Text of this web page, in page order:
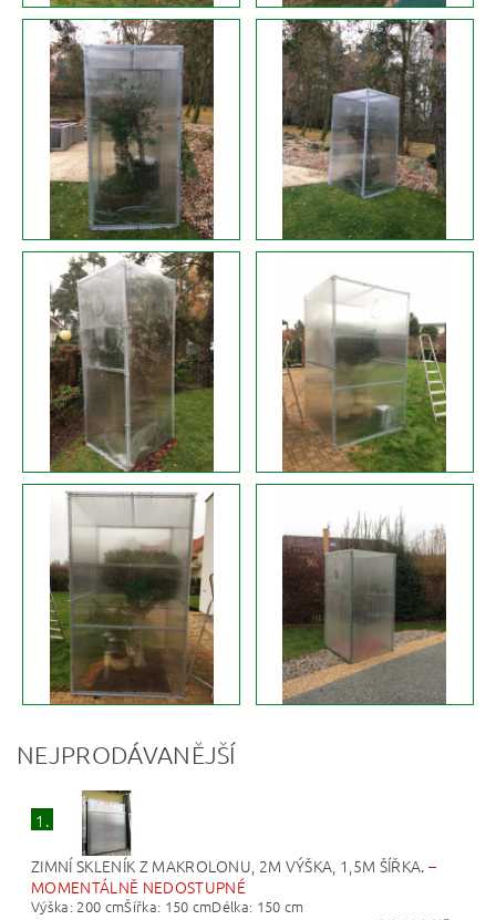
NEJPRODÁVANĚJŠÍ
1.
ZIMNÍ SKLENÍK Z MAKROLONU, 2M VÝŠKA, 1,5M ŠÍŘKA. –
MOMENTÁLNĚ NEDOSTUPNÉ
Výška: 200 cmŠířka: 150 cmDélka: 150 cm